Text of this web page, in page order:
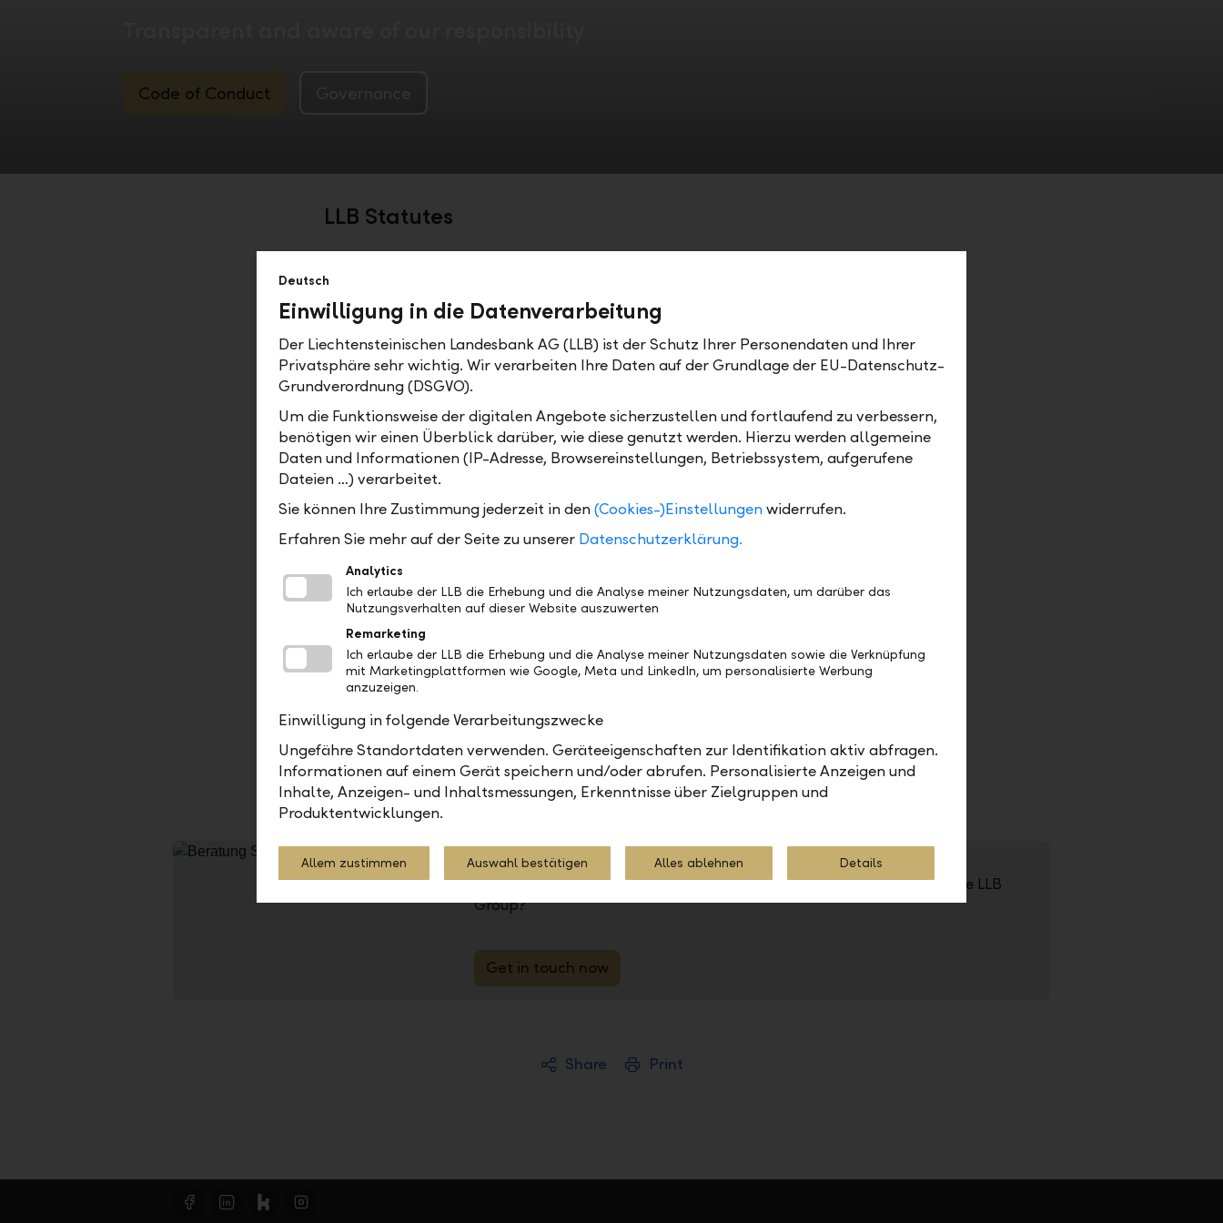
Code of Conduct
LLB Statutes
Downloads
StatutesPDF
Law on Liechtensteinische
The Statutes are approved by the General Meeting and regulate, above
all, the following subjects:
Share capital, shares, borrowing of capital
Governing bodies and their responsibilities (The General Meeting
of Shareholders, The Board of Directors, The Board of
Management, The auditors)
Other provisions
In addition to the Statutes, the Code of Conduct
proper conduct. It provides a binding and unifying framework for our
employees worldwide.
Do you have any questions about the LLB as an enterprise or about the LLB
Group?
Get in touch now
Share Print
Deutsch
Einwilligung in die Datenverarbeitung
Der Liechtensteinischen Landesbank AG (LLB) ist der Schutz Ihrer Personendaten und Ihrer
Privatsphäre sehr wichtig. Wir verarbeiten Ihre Daten auf der Grundlage der EU-Datenschutz-
Grundverordnung (DSGVO).
Um die Funktionsweise der digitalen Angebote sicherzustellen und fortlaufend zu verbessern,
benötigen wir einen Überblick darüber, wie diese genutzt werden. Hierzu werden allgemeine
Daten und Informationen (IP-Adresse, Browsereinstellungen, Betriebssystem, aufgerufene
Dateien …) verarbeitet.
Sie können Ihre Zustimmung jederzeit in den(Cookies-)Einstellungenwiderrufen.
Erfahren Sie mehr auf der Seite zu unserer Datenschutzerklärung.
Analytics
Ich erlaube der LLB die Erhebung und die Analyse meiner Nutzungsdaten, um darüber das
Nutzungsverhalten auf dieser Website auszuwerten
Remarketing
Ich erlaube der LLB die Erhebung und die Analyse meiner Nutzungsdaten sowie die Verknüpfung
mit Marketingplattformen wie Google, Meta und LinkedIn, um personalisierte Werbung
anzuzeigen.
Einwilligung in folgende Verarbeitungszwecke
Ungefähre Standortdaten verwenden. Geräteeigenschaften zur Identifikation aktiv abfragen.
Informationen auf einem Gerät speichern und/oder abrufen. Personalisierte Anzeigen und
Inhalte, Anzeigen- und Inhaltsmessungen, Erkenntnisse über Zielgruppen und
Produktentwicklungen.
Allem zustimmen Auswahl bestätigen Alles ablehnen Details